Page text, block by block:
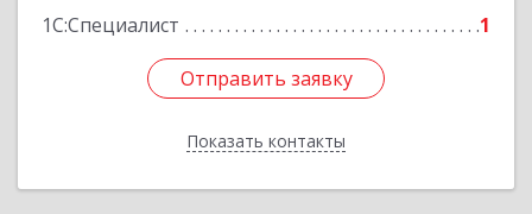
1С:Специалист
1
Отправить заявку
Показать контакты
Отправить заявку
Назад